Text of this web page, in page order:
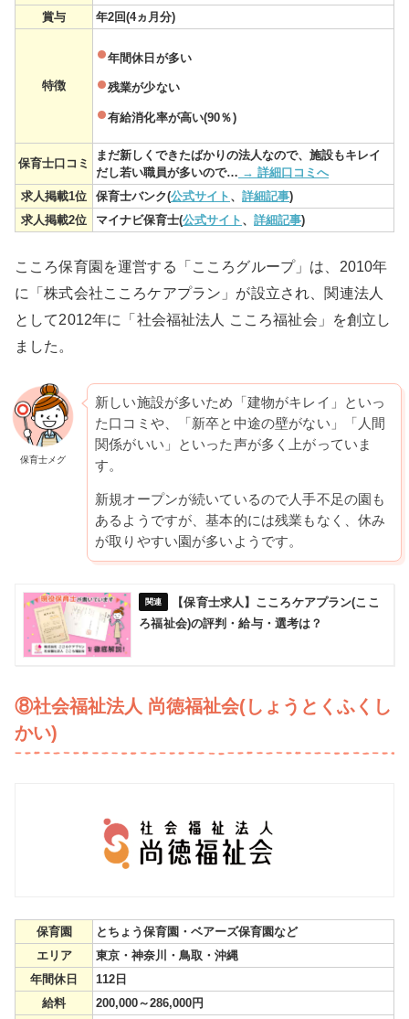
賞与
年2回(4ヵ月分)
特徴
年間休日が多い
残業が少ない
有給消化率が高い(90％)
保育士口コミ
まだ新しくできたばかりの法人なので、施設もキレイ
だし若い職員が多いので… → 詳細口コミへ
求人掲載1位
保育士バンク(公式サイト 、 詳細記事)
求人掲載2位
マイナビ保育士(公式サイト 、 詳細記事)
こころ保育園を運営する「こころグループ」は、2010年
に「株式会社こころケアプラン」が設立され、関連法人
として2012年に「社会福祉法人 こころ福祉会」を創立し
ました。
保育士メグ
新しい施設が多いため「建物がキレイ」といっ
た口コミや、「新卒と中途の壁がない」「人間
関係がいい」といった声が多く上がっていま
す。
新規オープンが続いているので人手不足の園も
あるようですが、基本的には残業もなく、休み
が取りやすい園が多いようです。
【保育士求人】こころケアプラン(ここ
ろ福祉会)の評判・給与・選考は？
⑧社会福祉法人 尚徳福祉会(しょうとくふくし
かい)
保育園
とちょう保育園・ベアーズ保育園など
エリア
東京・神奈川・鳥取・沖縄
年間休日
112日
給料
200,000～286,000円